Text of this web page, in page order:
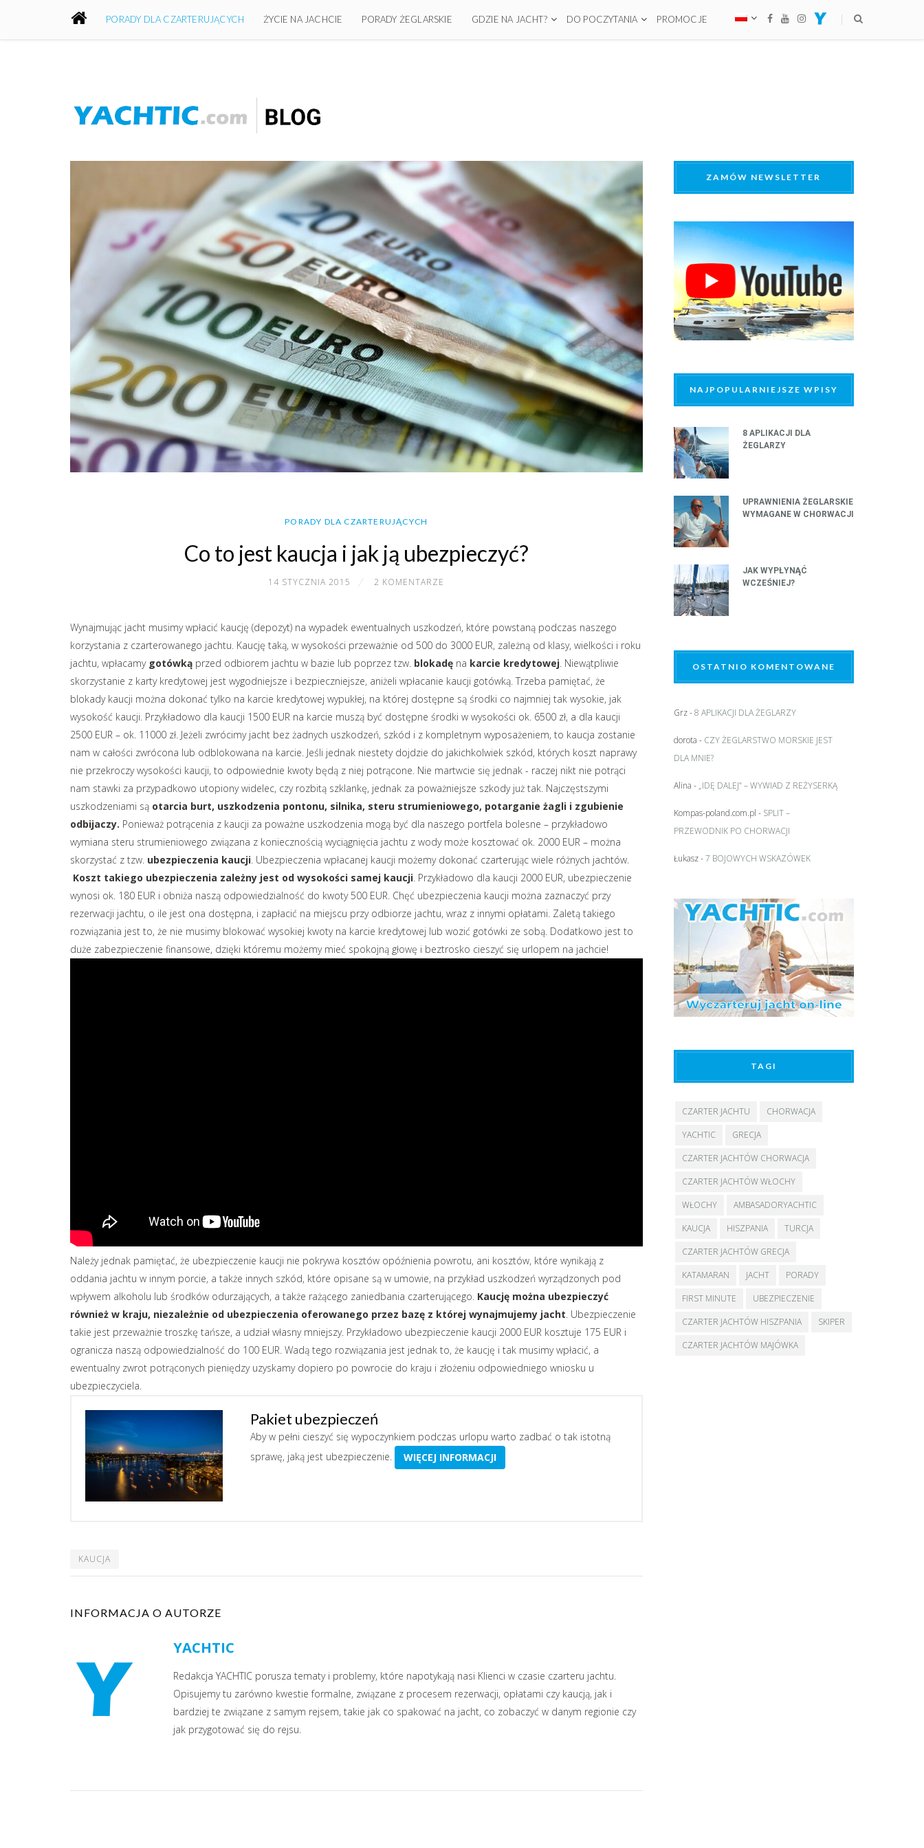
PORADY DLA CZARTERUJĄCYCH ŻYCIE NA JACHCIE PORADY ŻEGLARSKIE GDZIE NA JACHT? DO POCZYTANIA PROMOCJE
PORADY DLA CZARTERUJĄCYCH
Co to jest kaucja i jak ją ubezpieczyć?
14 STYCZNIA 2015 2 KOMENTARZE
Wynajmując jacht musimy wpłacić kaucję (depozyt) na wypadek ewentualnych uszkodzeń, które powstaną podczas naszego
korzystania z czarterowanego jachtu. Kaucję taką, w wysokości przeważnie od 500 do 3000 EUR, zależną od klasy, wielkości i roku
jachtu, wpłacamy gotówką przed odbiorem jachtu w bazie lub poprzez tzw. blokadę na karcie kredytowej . Niewątpliwie
skorzystanie z karty kredytowej jest wygodniejsze i bezpieczniejsze, aniżeli wpłacanie kaucji gotówką. Trzeba pamiętać, że
blokady kaucji można dokonać tylko na karcie kredytowej wypukłej, na której dostępne są środki co najmniej tak wysokie, jak
wysokość kaucji. Przykładowo dla kaucji 1500 EUR na karcie muszą być dostępne środki w wysokości ok. 6500 zł, a dla kaucji
2500 EUR – ok. 11000 zł. Jeżeli zwrócimy jacht bez żadnych uszkodzeń, szkód i z kompletnym wyposażeniem, to kaucja zostanie
nam w całości zwrócona lub odblokowana na karcie. Jeśli jednak niestety dojdzie do jakichkolwiek szkód, których koszt naprawy
nie przekroczy wysokości kaucji, to odpowiednie kwoty będą z niej potrącone. Nie martwcie się jednak - raczej nikt nie potrąci
nam stawki za przypadkowo utopiony widelec, czy rozbitą szklankę, jednak za poważniejsze szkody już tak. Najczęstszymi
uszkodzeniami są otarcia burt, uszkodzenia pontonu, silnika, steru strumieniowego, potarganie żagli i zgubienie
odbijaczy. Ponieważ potrącenia z kaucji za poważne uszkodzenia mogą być dla naszego portfela bolesne – przykładowo
wymiana steru strumieniowego związana z koniecznością wyciągnięcia jachtu z wody może kosztować ok. 2000 EUR – można
skorzystać z tzw. ubezpieczenia kaucji . Ubezpieczenia wpłacanej kaucji możemy dokonać czarterując wiele różnych jachtów.
Koszt takiego ubezpieczenia zależny jest od wysokości samej kaucji . Przykładowo dla kaucji 2000 EUR, ubezpieczenie
wynosi ok. 180 EUR i obniża naszą odpowiedzialność do kwoty 500 EUR. Chęć ubezpieczenia kaucji można zaznaczyć przy
rezerwacji jachtu, o ile jest ona dostępna, i zapłacić na miejscu przy odbiorze jachtu, wraz z innymi opłatami. Zaletą takiego
rozwiązania jest to, że nie musimy blokować wysokiej kwoty na karcie kredytowej lub wozić gotówki ze sobą. Dodatkowo jest to
duże zabezpieczenie finansowe, dzięki któremu możemy mieć spokojną głowę i beztrosko cieszyć się urlopem na jachcie!
Należy jednak pamiętać, że ubezpieczenie kaucji nie pokrywa kosztów opóźnienia powrotu, ani kosztów, które wynikają z
oddania jachtu w innym porcie, a także innych szkód, które opisane są w umowie, na przykład uszkodzeń wyrządzonych pod
wpływem alkoholu lub środków odurzających, a także rażącego zaniedbania czarterującego. Kaucję można ubezpieczyć
również w kraju, niezależnie od ubezpieczenia oferowanego przez bazę z której wynajmujemy jacht . Ubezpieczenie
takie jest przeważnie troszkę tańsze, a udział własny mniejszy. Przykładowo ubezpieczenie kaucji 2000 EUR kosztuje 175 EUR i
ogranicza naszą odpowiedzialność do 100 EUR. Wadą tego rozwiązania jest jednak to, że kaucję i tak musimy wpłacić, a
ewentualny zwrot potrąconych pieniędzy uzyskamy dopiero po powrocie do kraju i złożeniu odpowiedniego wniosku u
ubezpieczyciela.
Pakiet ubezpieczeń
Aby w pełni cieszyć się wypoczynkiem podczas urlopu warto zadbać o tak istotną
sprawę, jaką jest ubezpieczenie.
WIĘCEJ INFORMACJI
KAUCJA
INFORMACJA O AUTORZE
YACHTIC
Redakcja YACHTIC porusza tematy i problemy, które napotykają nasi Klienci w czasie czarteru jachtu.
Opisujemy tu zarówno kwestie formalne, związane z procesem rezerwacji, opłatami czy kaucją, jak i
bardziej te związane z samym rejsem, takie jak co spakować na jacht, co zobaczyć w danym regionie czy
jak przygotować się do rejsu.
ZAMÓW NEWSLETTER
NAJPOPULARNIEJSZE WPISY
8 APLIKACJI DLA
ŻEGLARZY
UPRAWNIENIA ŻEGLARSKIE
WYMAGANE W CHORWACJI
JAK WYPŁYNĄĆ
WCZEŚNIEJ?
OSTATNIO KOMENTOWANE
Grz-8 APLIKACJI DLA ŻEGLARZY
dorota - CZY ŻEGLARSTWO MORSKIE JEST
DLA MNIE?
Alina - „IDĘ DALEJ” – WYWIAD Z REŻYSERKĄ
Kompas-poland.com.pl - SPLIT –
PRZEWODNIK PO CHORWACJI
Łukasz-7 BOJOWYCH WSKAZÓWEK
TAGI
CZARTER JACHTU
CHORWACJA
YACHTIC
GRECJA
CZARTER JACHTÓW CHORWACJA
CZARTER JACHTÓW WŁOCHY
WŁOCHY
AMBASADORYACHTIC
KAUCJA
HISZPANIA
TURCJA
CZARTER JACHTÓW GRECJA
KATAMARAN
JACHT
PORADY
FIRST MINUTE
UBEZPIECZENIE
CZARTER JACHTÓW HISZPANIA
SKIPER
CZARTER JACHTÓW MAJÓWKA